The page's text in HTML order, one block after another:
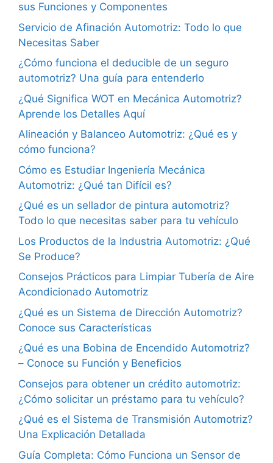
sus Funciones y Componentes
Servicio de Afinación Automotriz: Todo lo que
Necesitas Saber
¿Cómo funciona el deducible de un seguro
automotriz? Una guía para entenderlo
¿Qué Significa WOT en Mecánica Automotriz?
Aprende los Detalles Aquí
Alineación y Balanceo Automotriz: ¿Qué es y
cómo funciona?
Cómo es Estudiar Ingeniería Mecánica
Automotriz: ¿Qué tan Difícil es?
¿Qué es un sellador de pintura automotriz?
Todo lo que necesitas saber para tu vehículo
Los Productos de la Industria Automotriz: ¿Qué
Se Produce?
Consejos Prácticos para Limpiar Tubería de Aire
Acondicionado Automotriz
¿Qué es un Sistema de Dirección Automotriz?
Conoce sus Características
¿Qué es una Bobina de Encendido Automotriz?
– Conoce su Función y Beneficios
Consejos para obtener un crédito automotriz:
¿Cómo solicitar un préstamo para tu vehículo?
¿Qué es el Sistema de Transmisión Automotriz?
Una Explicación Detallada
Guía Completa: Cómo Funciona un Sensor de